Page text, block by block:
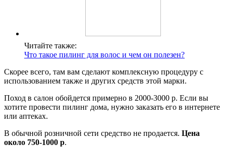
Читайте также:
Что такое пилинг для волос и чем он полезен?
Скорее всего, там вам сделают комплексную процедуру с
использованием также и других средств этой марки.
Поход в салон обойдется примерно в 2000-3000 р. Если вы
хотите провести пилинг дома, нужно заказать его в интернете
или аптеках.
В обычной розничной сети средство не продается. Цена
около 750-1000 р.